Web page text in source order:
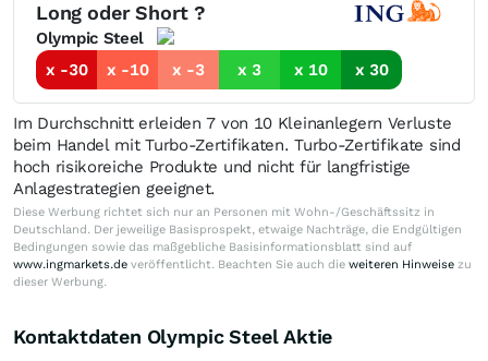
Long oder Short ?
Olympic Steel
x -30
x -10 x -3 x 3 x 10 x 30
Im Durchschnitt erleiden 7 von 10 Kleinanlegern Verluste
beim Handel mit Turbo-Zertifikaten. Turbo-Zertifikate sind
hoch risikoreiche Produkte und nicht für langfristige
Anlagestrategien geeignet.
Diese Werbung richtet sich nur an Personen mit Wohn-/Geschäftssitz in
Deutschland. Der jeweilige Basisprospekt, etwaige Nachträge, die Endgültigen
Bedingungen sowie das maßgebliche Basisinformationsblatt sind auf
www.ingmarkets.de veröffentlicht. Beachten Sie auch die weiteren Hinweise zu
dieser Werbung.
Kontaktdaten Olympic Steel Aktie